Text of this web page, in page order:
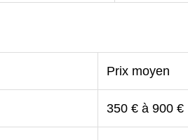
Prix moyen
350 € à 900 €